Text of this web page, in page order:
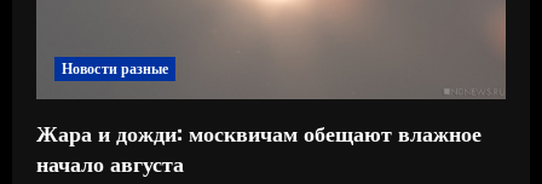
Новости разные
Жара и дожди: москвичам обещают влажное
начало августа